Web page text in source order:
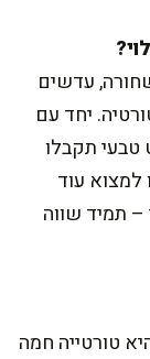
עדשים
יחד עם
טבעי תקבלו
למצוא עוד
תמיד שווה
טורטייה חמה